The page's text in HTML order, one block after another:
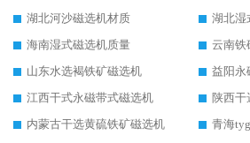
湖北河沙磁选机材质
湖北湿
海南湿式磁选机质量
云南铁
山东水选褐铁矿磁选机
益阳永
江西干式永磁带式磁选机
陕西干
内蒙古干选黄硫铁矿磁选机
青海